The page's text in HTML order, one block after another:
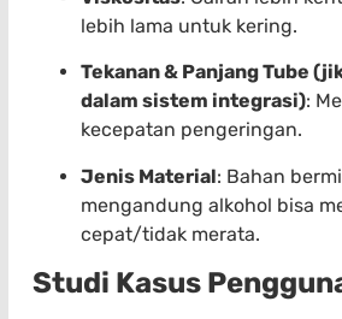
lebih lama untuk kering.
Tekanan & Panjang Tube
dalam sistem integrasi):
kecepatan pengeringan.
Jenis Material: Bahan
mengandung alkohol bisa
cepat/tidak merata.
Studi Kasus